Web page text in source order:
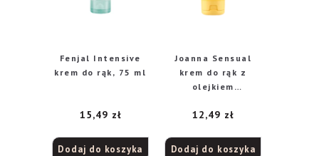
Fenjal Intensive
krem do rąk, 75 ml
15,49 zł
Dodaj do koszyka
Joanna Sensual
krem do rąk z
olejkiem
12,49 zł
Dodaj do koszyka